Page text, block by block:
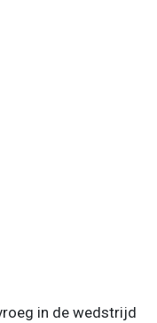
in de wedstrijd